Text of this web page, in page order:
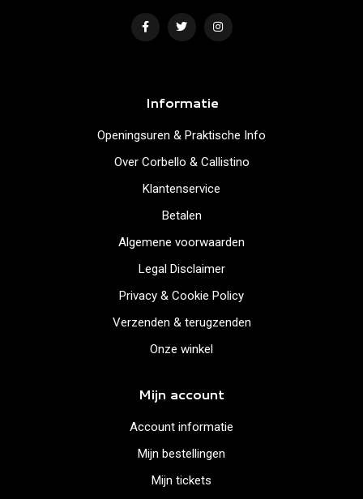
Informatie
Openingsuren & Praktische Info
Over Corbello & Callistino
Klantenservice
Betalen
Algemene voorwaarden
Legal Disclaimer
Privacy & Cookie Policy
Verzenden & terugzenden
Onze winkel
Mijn account
Account informatie
Mijn bestellingen
Mijn tickets